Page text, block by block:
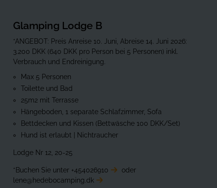
Glamping Lodge B
*ANGEBOT: Preis Anreise 10. Juni, Abreise 14. Juni 2026:
3.200 DKK (640 DKK pro Person bei 5 Personen) inkl.
Verbrauch und Endreinigung.
Max 5 Personen
Toilette und Bad
25m2 mit Terrasse
Hängeboden, 1 separate Schlafzimmer, Sofa
Bettdecken und Kissen (Bettwäsche 100 DKK/Set)
Hund ist erlaubt | Nichtraucher
Lodge Nr 12, 20-25
*Buchen Sie unter +454026910
oder
lene@hedebocamping.dk